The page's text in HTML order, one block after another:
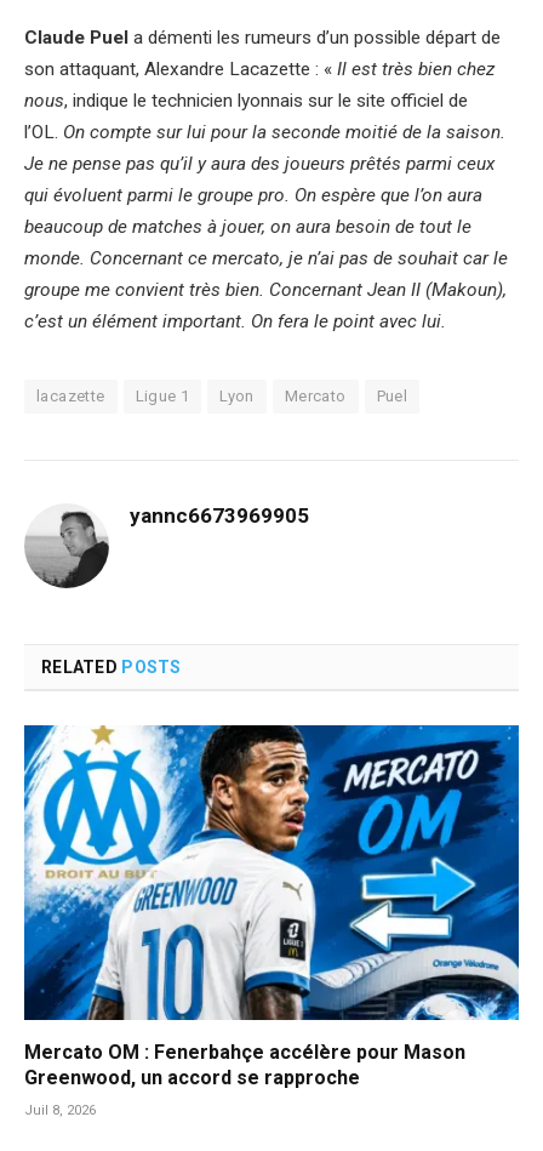
Claude Puel a démenti les rumeurs d’un possible départ de
son attaquant, Alexandre Lacazette : « Il est très bien chez
nous, indique le technicien lyonnais sur le site officiel de
l’OL. On compte sur lui pour la seconde moitié de la saison.
Je ne pense pas qu’il y aura des joueurs prêtés parmi ceux
qui évoluent parmi le groupe pro. On espère que l’on aura
beaucoup de matches à jouer, on aura besoin de tout le
monde. Concernant ce mercato, je n’ai pas de souhait car le
groupe me convient très bien. Concernant Jean II (Makoun),
c’est un élément important. On fera le point avec lui.
lacazette Ligue 1 Lyon Mercato Puel
yannc6673969905
RELATED POSTS
Mercato OM : Fenerbahçe accélère pour Mason
Greenwood, un accord se rapproche
Juil 8, 2026